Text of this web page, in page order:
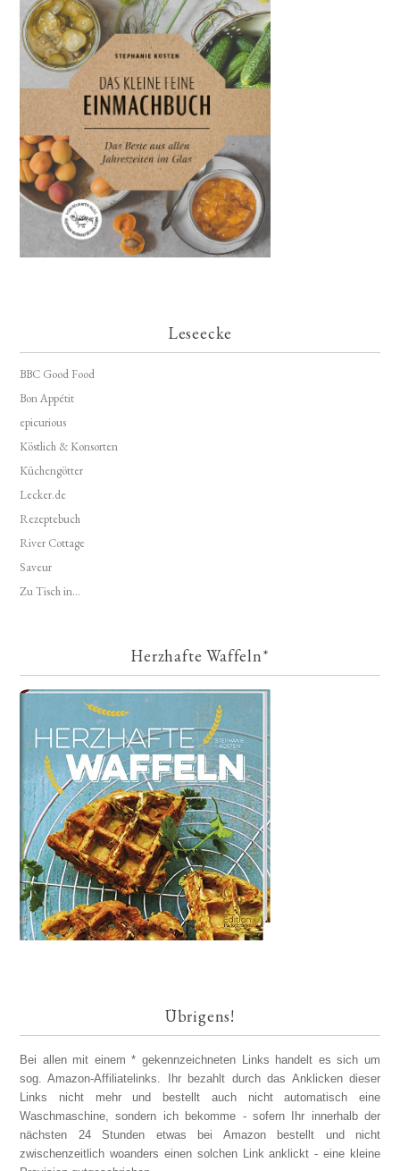
Leseecke
BBC Good Food
Bon Appétit
epicurious
Köstlich & Konsorten
Küchengötter
Lecker.de
Rezeptebuch
River Cottage
Saveur
Zu Tisch in...
Herzhafte Waffeln*
Übrigens!
Bei allen mit einem * gekennzeichneten Links handelt es sich um
sog. Amazon-Affiliatelinks. Ihr bezahlt durch das Anklicken dieser
Links nicht mehr und bestellt auch nicht automatisch eine
Waschmaschine, sondern ich bekomme - sofern Ihr innerhalb der
nächsten 24 Stunden etwas bei Amazon bestellt und nicht
zwischenzeitlich woanders einen solchen Link anklickt - eine kleine